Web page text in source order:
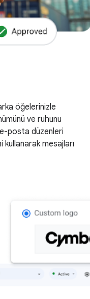
öğelerinizle
ve ruhunu
posta düzenleri
mesajları